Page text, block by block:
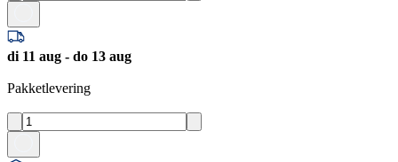
di 11 aug - do 13 aug
Pakketlevering